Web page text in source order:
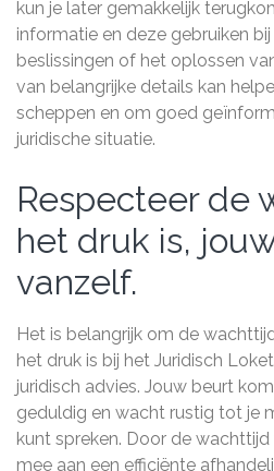
kun je later gemakkelijk
informatie en deze gebruiken
beslissingen of het oplossen
van belangrijke details kan
scheppen en om goed
juridische situatie.
Respecteer de
het druk is,
vanzelf.
Het is belangrijk om de
het druk is bij het Juridisch
juridisch advies. Jouw beurt
geduldig en wacht rustig tot je
kunt spreken. Door de
mee aan een efficiënte